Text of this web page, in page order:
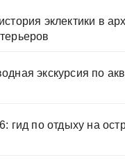
эклектики в
экскурсия по
гид по отдыху на